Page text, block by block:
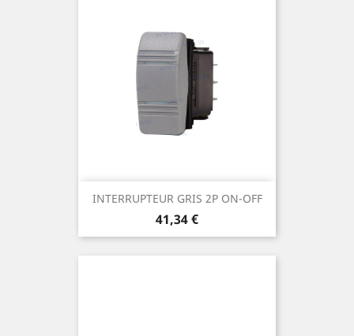
INTERRUPTEUR GRIS 2P ON-OFF
Prix
41,34 €